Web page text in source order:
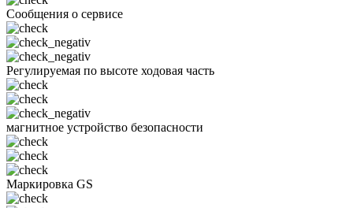
Сообщения о сервисе
Регулируемая по высоте ходовая часть
магнитное устройство безопасности
Маркировка GS